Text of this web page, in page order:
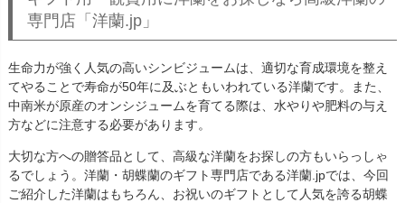
専門店「洋蘭.jp」
生命力が強く人気の高いシンビジュームは、適切な育成環境を整え
てやることで寿命が50年に及ぶともいわれている洋蘭です。また、
中南米が原産のオンシジュームを育てる際は、水やりや肥料の与え
方などに注意する必要があります。
大切な方への贈答品として、高級な洋蘭をお探しの方もいらっしゃ
るでしょう。洋蘭・胡蝶蘭のギフト専門店である洋蘭.jpでは、今回
ご紹介した洋蘭はもちろん、お祝いのギフトとして人気を誇る胡蝶